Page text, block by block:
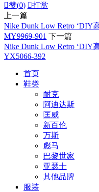
赞(0) 打赏
上一篇
Nike Dunk Low Retro ‘DIY
MY9969-901 下一篇
Nike Dunk Low Retro ‘DIY
YX5066-392
首页
鞋类
耐克
阿迪达斯
匡威
新百伦
万斯
彪马
巴黎世家
亚瑟士
其他品牌
服装